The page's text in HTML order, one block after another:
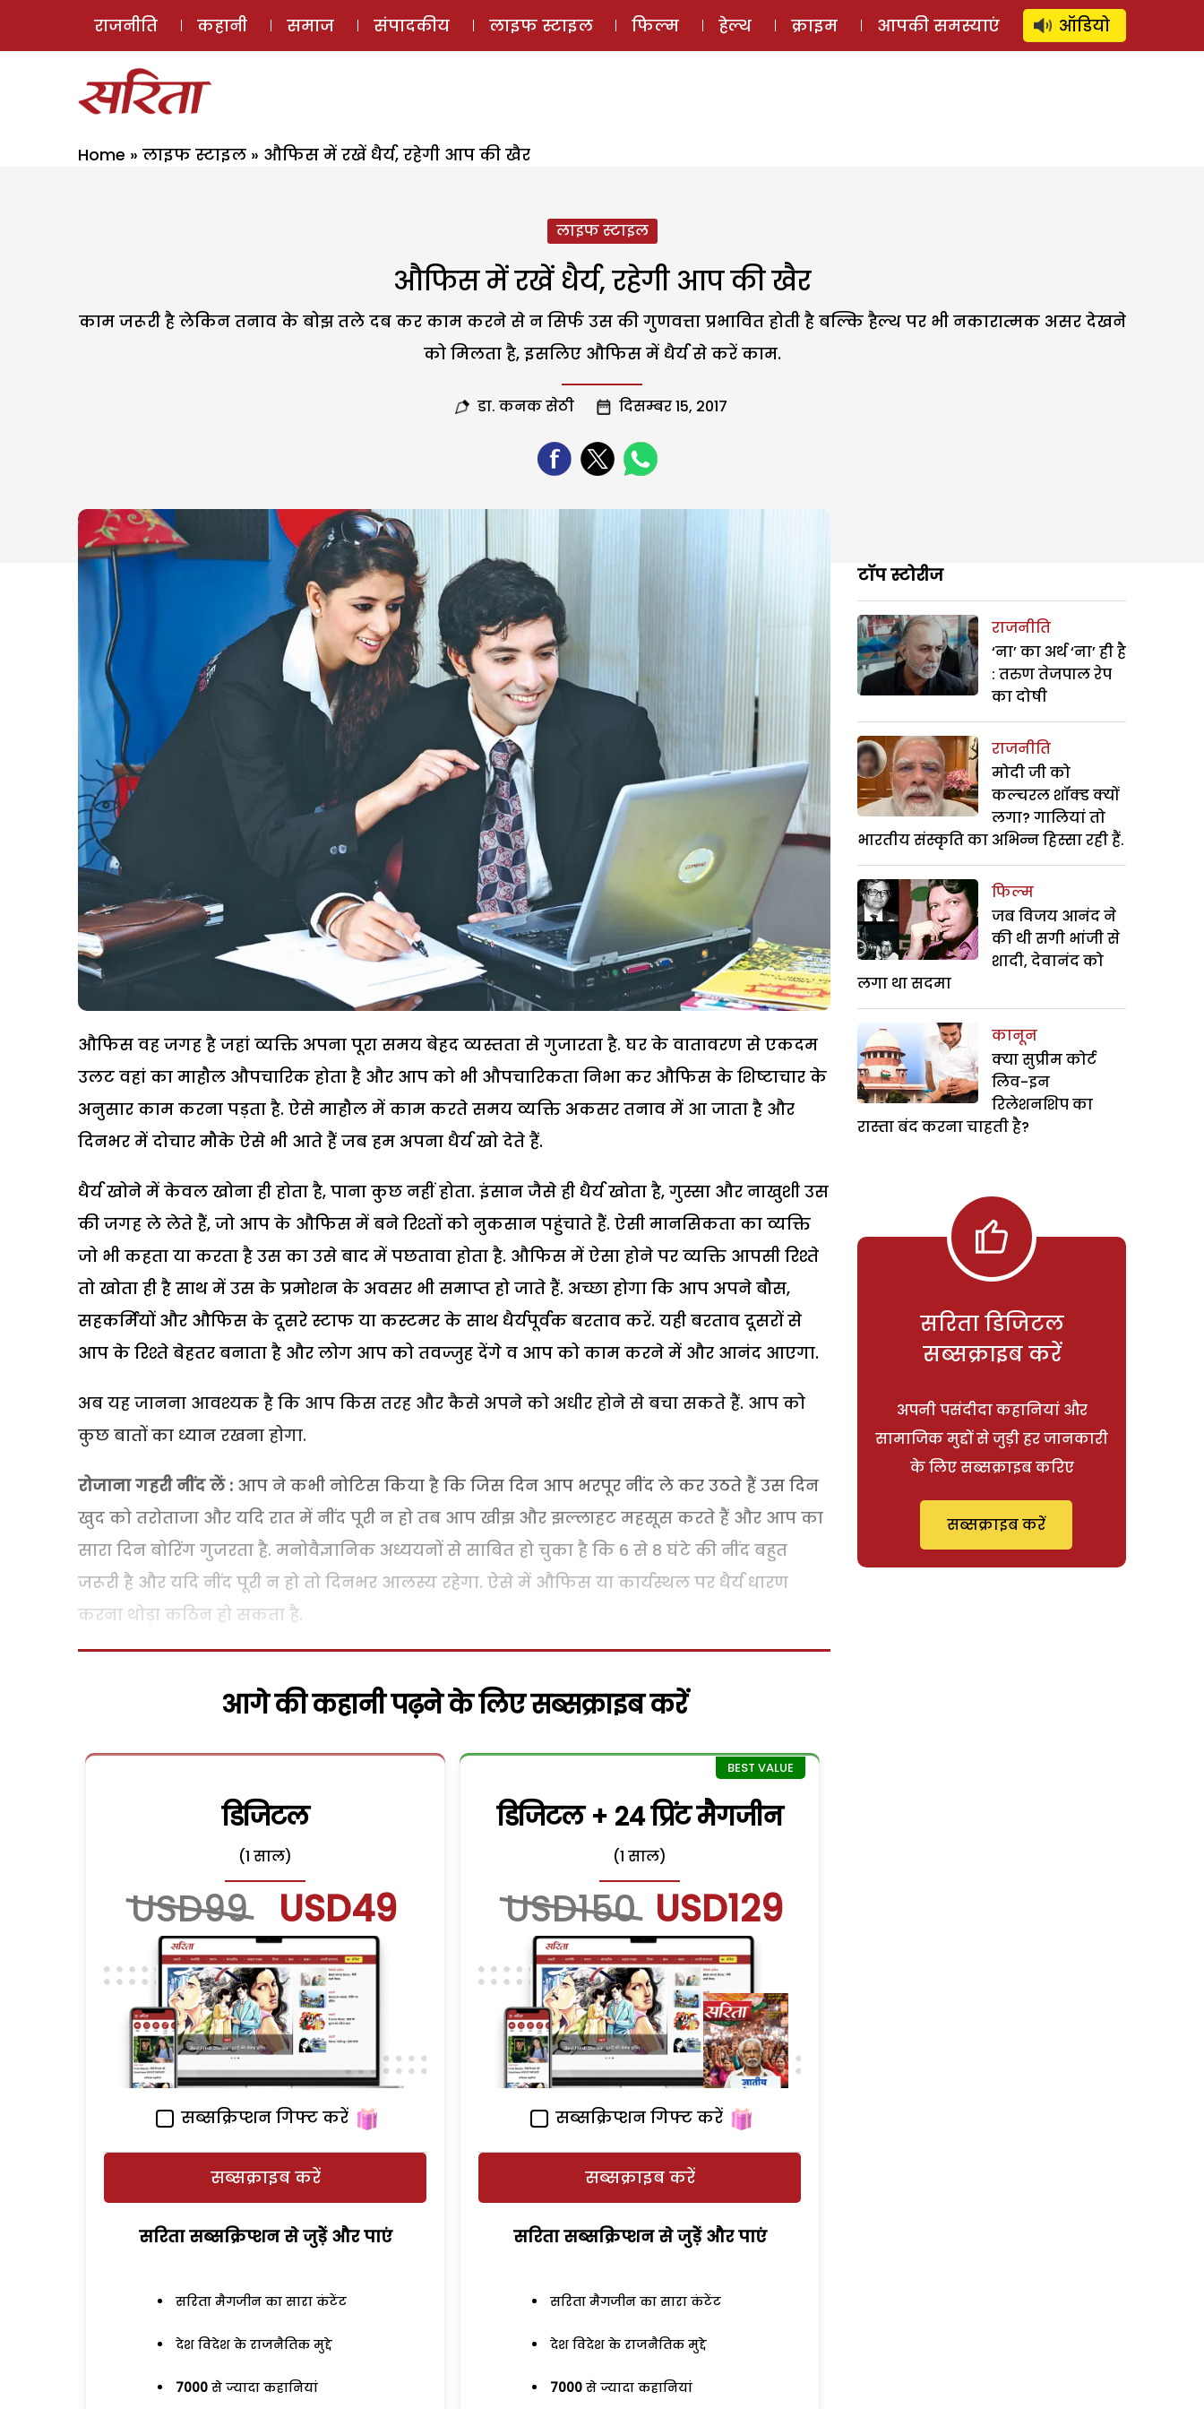
ई-मैगज़ीन ऑडियो स्टोरी लॉग इन ⚲ SUBSCRIBE
राजनीति कहानी समाज संपादकीय लाइफ स्टाइल फिल्म हेल्थ क्राइम आपकी समस्याएं ऑडियो
Home » लाइफ स्टाइल » औफिस में रखें धैर्य, रहेगी आप की खैर
लाइफ स्टाइल
औफिस में रखें धैर्य, रहेगी आप की खैर
काम जरूरी है लेकिन तनाव के बोझ तले दब कर काम करने से न सिर्फ उस की गुणवत्ता प्रभावित होती है बल्कि हैल्थ पर भी नकारात्मक असर देखने
को मिलता है, इसलिए औफिस में धैर्य से करें काम.
डा. कनक सेठी दिसम्बर 15, 2017
औफिस वह जगह है जहां व्यक्ति अपना पूरा समय बेहद व्यस्तता से गुजारता है. घर के वातावरण से एकदम
उलट वहां का माहौल औपचारिक होता है और आप को भी औपचारिकता निभा कर औफिस के शिष्टाचार के
अनुसार काम करना पड़ता है. ऐसे माहौल में काम करते समय व्यक्ति अकसर तनाव में आ जाता है और
दिनभर में दोचार मौके ऐसे भी आते हैं जब हम अपना धैर्य खो देते हैं.
धैर्य खोने में केवल खोना ही होता है, पाना कुछ नहीं होता. इंसान जैसे ही धैर्य खोता है, गुस्सा और नाखुशी उस
की जगह ले लेते हैं, जो आप के औफिस में बने रिश्तों को नुकसान पहुंचाते हैं. ऐसी मानसिकता का व्यक्ति
जो भी कहता या करता है उस का उसे बाद में पछतावा होता है. औफिस में ऐसा होने पर व्यक्ति आपसी रिश्ते
तो खोता ही है साथ में उस के प्रमोशन के अवसर भी समाप्त हो जाते हैं. अच्छा होगा कि आप अपने बौस,
सहकर्मियों और औफिस के दूसरे स्टाफ या कस्टमर के साथ धैर्यपूर्वक बरताव करें. यही बरताव दूसरों से
आप के रिश्ते बेहतर बनाता है और लोग आप को तवज्जुह देंगे व आप को काम करने में और आनंद आएगा.
अब यह जानना आवश्यक है कि आप किस तरह और कैसे अपने को अधीर होने से बचा सकते हैं. आप को
कुछ बातों का ध्यान रखना होगा.
रोजाना गहरी नींद लें : आप ने कभी नोटिस किया है कि जिस दिन आप भरपूर नींद ले कर उठते हैं उस दिन
खुद को तरोताजा और यदि रात में नींद पूरी न हो तब आप खीझ और झल्लाहट महसूस करते हैं और आप का
सारा दिन बोरिंग गुजरता है. मनोवैज्ञानिक अध्ययनों से साबित हो चुका है कि 6 से 8 घंटे की नींद बहुत
जरूरी है और यदि नींद पूरी न हो तो दिनभर आलस्य रहेगा. ऐसे में औफिस या कार्यस्थल पर धैर्य धारण
करना थोड़ा कठिन हो सकता है.
आगे की कहानी पढ़ने के लिए सब्सक्राइब करें
डिजिटल
(1 साल)
USD99 USD49
सब्सक्रिप्शन गिफ्ट करें
सब्सक्राइब करें
सरिता सब्सक्रिप्शन से जुड़ेें और पाएं
सरिता मैगजीन का सारा कंटेंट
देश विदेश के राजनैतिक मुद्दे
7000 से ज्यादा कहानियां
डिजिटल + 24 प्रिंट मैगजीन
(1 साल)
USD150 USD129
सब्सक्रिप्शन गिफ्ट करें
सब्सक्राइब करें
सरिता सब्सक्रिप्शन से जुड़ेें और पाएं
सरिता मैगजीन का सारा कंटेंट
देश विदेश के राजनैतिक मुद्दे
7000 से ज्यादा कहानियां
टॉप स्टोरीज
राजनीति
‘ना’ का अर्थ ‘ना’ ही है
: तरुण तेजपाल रेप
का दोषी
राजनीति
मोदी जी को
कल्चरल शॉक्ड क्यों
लगा? गालियां तो
भारतीय संस्कृति का अभिन्न हिस्सा रही हैं.
फिल्म
जब विजय आनंद ने
की थी सगी भांजी से
शादी, देवानंद को
लगा था सदमा
कानून
क्या सुप्रीम कोर्ट
लिव-इन
रिलेशनशिप का
रास्ता बंद करना चाहती है?
सरिता डिजिटल
सब्सक्राइब करें
अपनी पसंदीदा कहानियां और
सामाजिक मुद्दों से जुड़ी हर जानकारी
के लिए सब्सक्राइब करिए
सब्सक्राइब करें